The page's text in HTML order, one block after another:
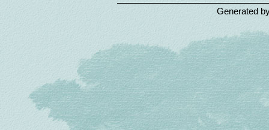
Generated